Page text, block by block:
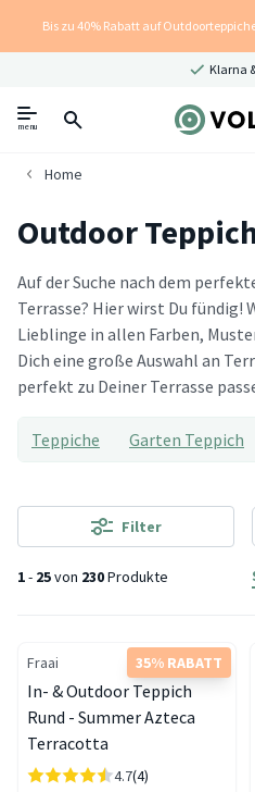
Bis zu 40% Rabatt auf
Klarna
menu
Home
Outdoor
Auf der Suche nach dem
Terrasse? Hier wirst Du fündig!
Lieblinge in allen Farben,
Dich eine große Auswahl an
perfekt zu Deiner Terrasse
Teppiche Garten Teppich
1- 25von 230Produkte
Filter
35% RABATT
Fraai
In- & Outdoor Teppich
Rund - Summer Azteca
Terracotta
4.7(4)